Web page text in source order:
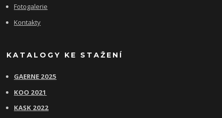
Fotogalerie
Kontakty
KATALOGY KE STAŽENÍ
GAERNE 2025
KOO 2021
KASK 2022